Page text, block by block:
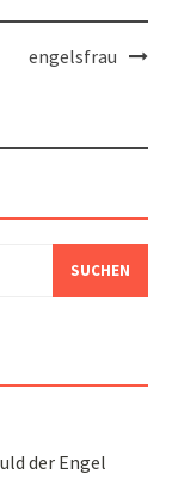
engelsfrau
der Engel